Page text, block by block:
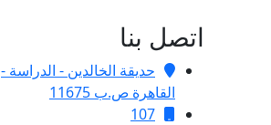
اتصل بنا
حديقة الخالدين - الدراسة -
القاهرة ص.ب 11675
107